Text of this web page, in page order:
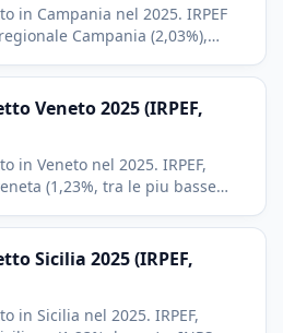
in Campania nel 2025. IRPEF
Campania (2,03%),
Veneto 2025 (IRPEF,
in Veneto nel 2025. IRPEF,
(1,23%, tra le piu basse
Sicilia 2025 (IRPEF,
in Sicilia nel 2025. IRPEF,